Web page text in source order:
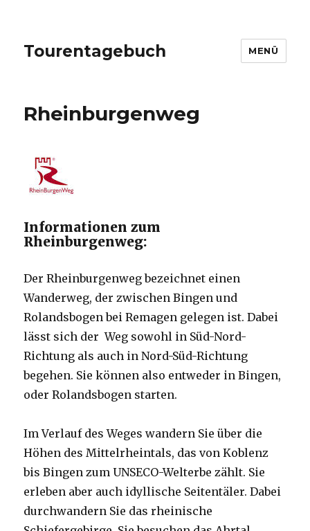
Tourentagebuch MENÜ
Rheinburgenweg
Informationen zum
Rheinburgenweg:
Der Rheinburgenweg bezeichnet einen
Wanderweg, der zwischen Bingen und
Rolandsbogen bei Remagen gelegen ist. Dabei
lässt sich der Weg sowohl in Süd-Nord-
Richtung als auch in Nord-Süd-Richtung
begehen. Sie können also entweder in Bingen,
oder Rolandsbogen starten.
Im Verlauf des Weges wandern Sie über die
Höhen des Mittelrheintals, das von Koblenz
bis Bingen zum UNSECO-Welterbe zählt. Sie
erleben aber auch idyllische Seitentäler. Dabei
durchwandern Sie das rheinische